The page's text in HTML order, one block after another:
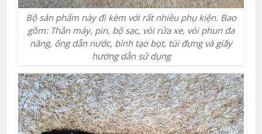
Bộ sản phẩm này đi kèm với rất nhiều phụ kiện. Bao
gồm: Thân máy, pin, bộ sạc, vòi rửa xe, vòi phun đa
năng, ống dẫn nước, bình tạo bọt, túi đựng và giấy
hướng dẫn sử dụng